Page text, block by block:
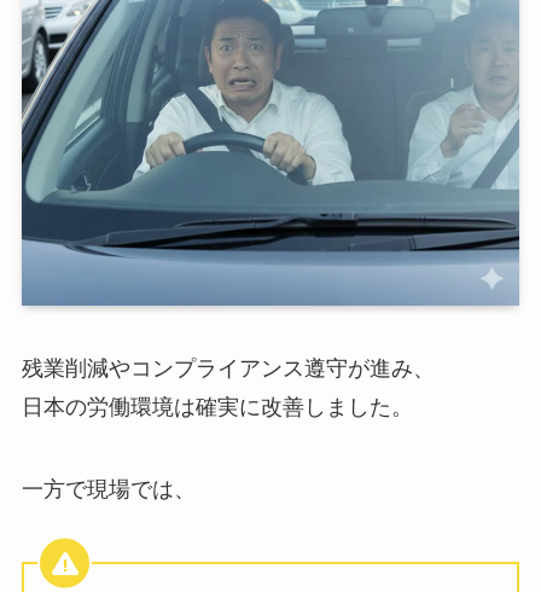
残業削減やコンプライアンス遵守が進み、
日本の労働環境は確実に改善しました。
一方で現場では、